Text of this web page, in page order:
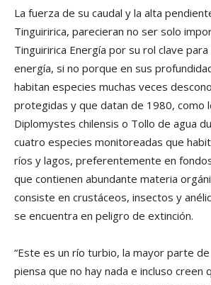
La fuerza de su caudal y la alta
Tinguiririca, parecieran no ser solo
Tinguiririca Energía por su rol clave
energía, si no porque en sus
habitan especies muchas veces
protegidas y que datan de 1980, como
Diplomystes chilensis o Tollo de agua
cuatro especies monitoreadas que
ríos y lagos, preferentemente en
que contienen abundante materia
consiste en crustáceos, insectos y
se encuentra en peligro de extinción.
“Este es un río turbio, la mayor parte
piensa que no hay nada e incluso creen